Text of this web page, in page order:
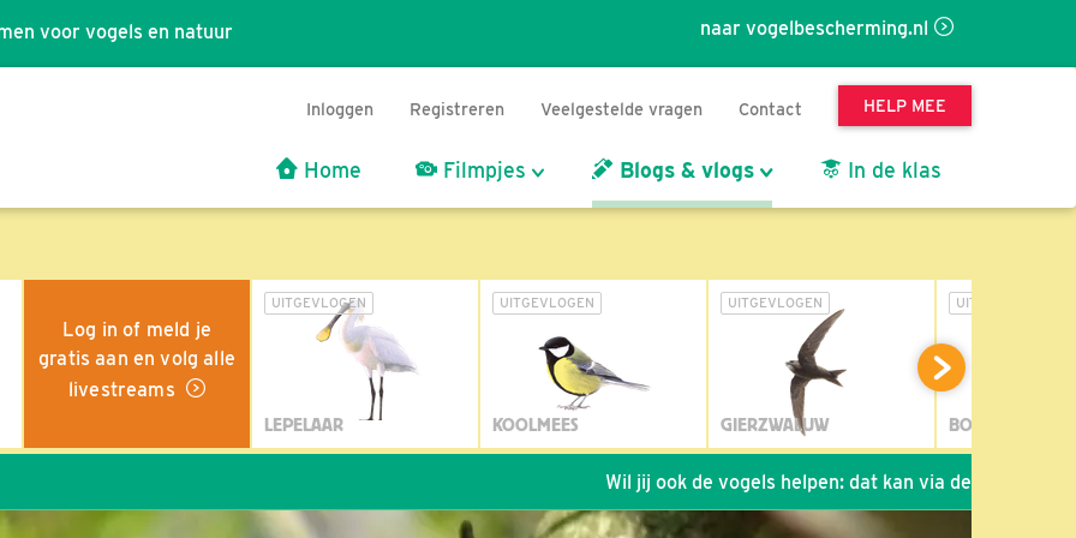
naar vogelbescherming.nl
voor vogels en natuur
Inloggen Registreren Veelgestelde vragen Contact HELP MEE
Home Filmpjes Blogs & vlogs In de klas
Log in of meld je
gratis aan en volg alle
livestreams
UITGEVLOGEN
LEPELAAR
UITGEVLOGEN
KOOLMEES
UITGEVLOGEN
GIERZWALUW
UITGEVLOGEN
BOSUIL
Wil jij ook de vogels helpen: dat kan via de link! *